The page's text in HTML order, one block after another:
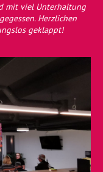
mit viel Unterhaltung
Herzlichen
geklappt!